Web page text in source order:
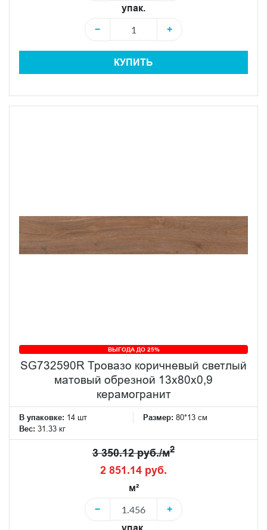
упак.
−
+
КУПИТЬ
ВЫГОДА ДО 25%
SG732590R Тровазо коричневый светлый
матовый обрезной 13x80x0,9
керамогранит
В упаковке: 14 шт Размер: 80*13 см
Вес: 31.33 кг
3 350.12 руб./м2
2 851.14 руб.
м²
−
+